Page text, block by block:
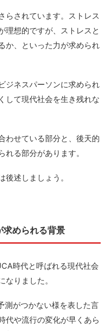
されています。 ストレス
理想的ですが、ストレスと
か、といった力が求められ
ジネスパーソンに求められ
して現代社会を生き残れな
わせている部分と、後天的
る部分があります。
述しましょう。
求められる背景
時代と呼ばれる現代社会
りました。
測がつかない様を表した言
代や流行の変化が早くあら